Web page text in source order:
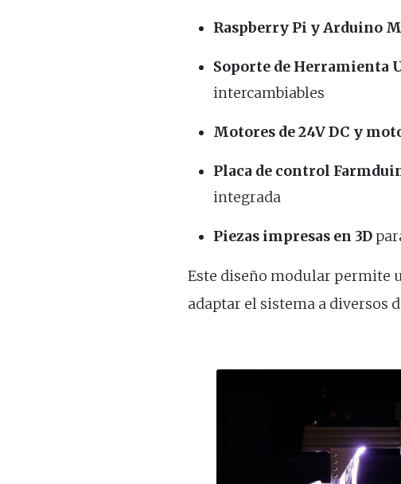
Raspberry Pi y Arduino
Soporte de Herramienta
intercambiables
Motores de 24V DC y
Placa de control
integrada
Piezas impresas en 3D
Este diseño modular permite
adaptar el sistema a diversos